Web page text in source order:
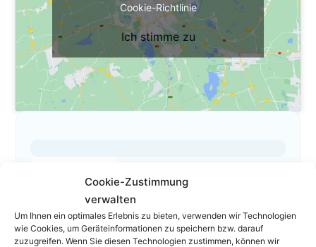
Cookie-Zustimmung
verwalten
Um Ihnen ein optimales Erlebnis zu bieten, verwenden wir Technologien
wie Cookies, um Geräteinformationen zu speichern bzw. darauf
zuzugreifen. Wenn Sie diesen Technologien zustimmen, können wir
Cookie-Richtlinie
Ich stimme zu
0662/62 13 48-0
0662/62 13 48-22
office@r-b-s.at